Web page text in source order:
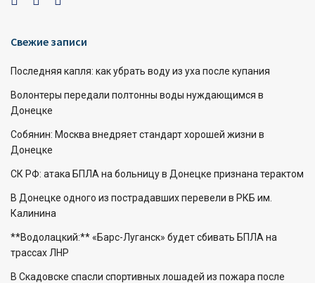
Свежие записи
Последняя капля: как убрать воду из уха после купания
Волонтеры передали полтонны воды нуждающимся в
Донецке
Собянин: Москва внедряет стандарт хорошей жизни в
Донецке
СК РФ: атака БПЛА на больницу в Донецке признана терактом
В Донецке одного из пострадавших перевели в РКБ им.
Калинина
**Водолацкий:** «Барс-Луганск» будет сбивать БПЛА на
трассах ЛНР
В Скадовске спасли спортивных лошадей из пожара после